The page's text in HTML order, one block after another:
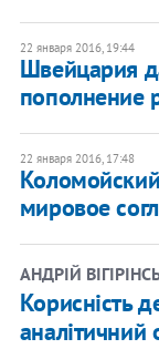
22 января 2016, 19:44
Швейцария
пополнение
22 января 2016, 17:48
мировое
АНДРІЙ
Корисність